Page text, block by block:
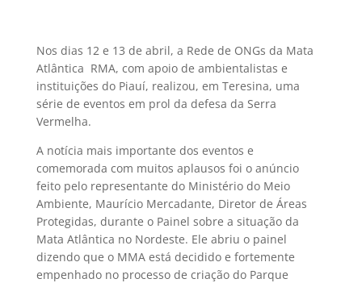
Nos dias 12 e 13 de abril, a Rede de ONGs da Mata
Atlântica  RMA, com apoio de ambientalistas e
instituições do Piauí, realizou, em Teresina, uma
série de eventos em prol da defesa da Serra
Vermelha.
A notícia mais importante dos eventos e
comemorada com muitos aplausos foi o anúncio
feito pelo representante do Ministério do Meio
Ambiente, Maurício Mercadante, Diretor de Áreas
Protegidas, durante o Painel sobre a situação da
Mata Atlântica no Nordeste. Ele abriu o painel
dizendo que o MMA está decidido e fortemente
empenhado no processo de criação do Parque